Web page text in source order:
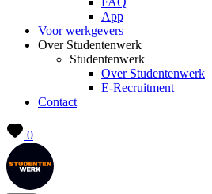
App
Voor werkgevers
Over Studentenwerk
Studentenwerk
Over Studentenwerk
E-Recruitment
Contact
0